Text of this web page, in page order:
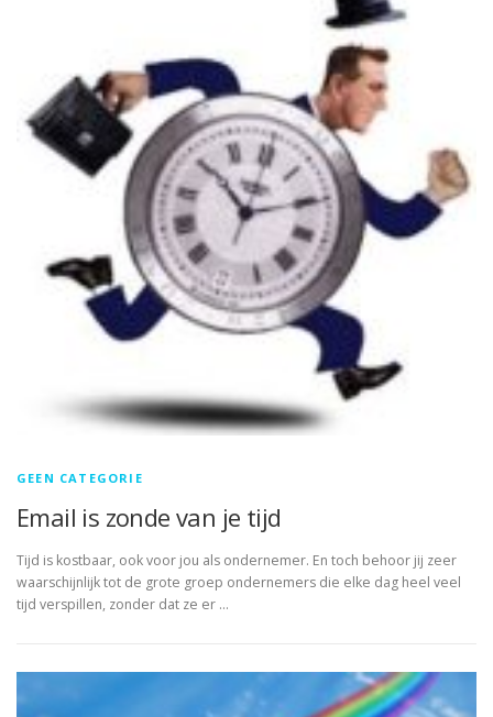
GEEN CATEGORIE
Email is zonde van je tijd
Tijd is kostbaar, ook voor jou als ondernemer. En toch behoor jij zeer
waarschijnlijk tot de grote groep ondernemers die elke dag heel veel
tijd verspillen, zonder dat ze er …